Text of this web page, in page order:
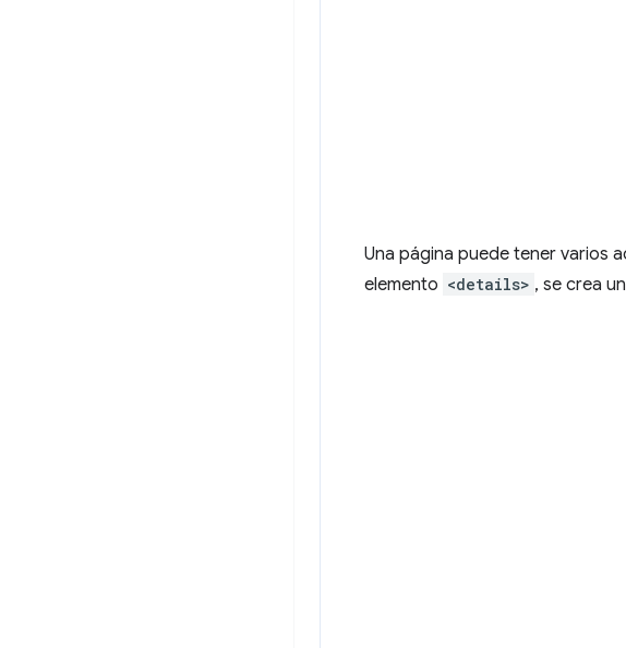
Una página puede tener varios
elemento <details> , se crea